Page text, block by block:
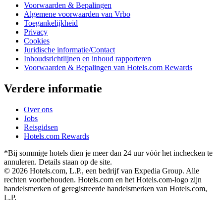
Voorwaarden & Bepalingen
Algemene voorwaarden van Vrbo
Toegankelijkheid
Privacy
Cookies
Juridische informatie/Contact
Inhoudsrichtlijnen en inhoud rapporteren
Voorwaarden & Bepalingen van Hotels.com Rewards
Verdere informatie
Over ons
Jobs
Reisgidsen
Hotels.com Rewards
*Bij sommige hotels dien je meer dan 24 uur vóór het inchecken te
annuleren. Details staan op de site.
© 2026 Hotels.com, L.P., een bedrijf van Expedia Group. Alle
rechten voorbehouden. Hotels.com en het Hotels.com-logo zijn
handelsmerken of geregistreerde handelsmerken van Hotels.com,
L.P.